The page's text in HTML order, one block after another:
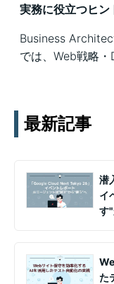
実務に役立つヒン
Business
では、Web戦略
最新記事
潜
イ
す
た